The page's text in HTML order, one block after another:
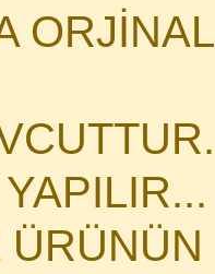
ORJİNAL